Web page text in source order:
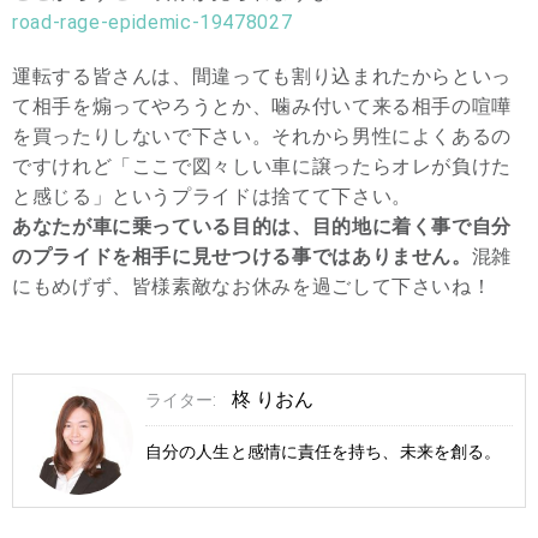
road-rage-epidemic-19478027
運転する皆さんは、間違っても割り込まれたからといっ
て相手を煽ってやろうとか、噛み付いて来る相手の喧嘩
を買ったりしないで下さい。それから男性によくあるの
ですけれど「ここで図々しい車に譲ったらオレが負けた
と感じる」というプライドは捨てて下さい。
あなたが車に乗っている目的は、目的地に着く事で自分
のプライドを相手に見せつける事ではありません。 混雑
にもめげず、皆様素敵なお休みを過ごして下さいね！
ライター: 柊 りおん
自分の人生と感情に責任を持ち、未来を創る。